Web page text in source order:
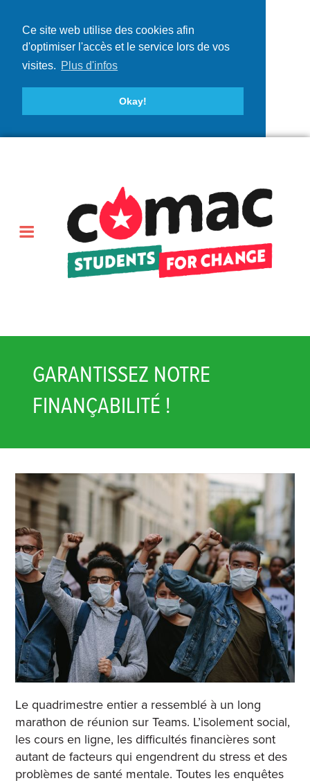
Ce site web utilise des cookies afin
d'optimiser l'accès et le service lors de vos
visites. Plus d'infos
Okay!
GARANTISSEZ NOTRE
FINANÇABILITÉ !
Le quadrimestre entier a ressemblé à un long
marathon de réunion sur Teams. L’isolement social,
les cours en ligne, les difficultés financières sont
autant de facteurs qui engendrent du stress et des
problèmes de santé mentale. Toutes les enquêtes